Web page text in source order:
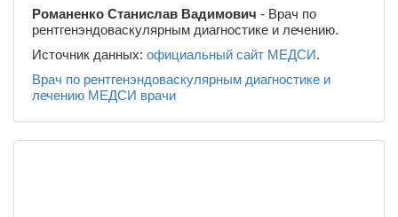
Романенко Станислав Вадимович - Врач по
рентгенэндоваскулярным диагностике и лечению.
Источник данных: официальный сайт МЕДСИ.
Врач по рентгенэндоваскулярным диагностике и
лечению МЕДСИ врачи